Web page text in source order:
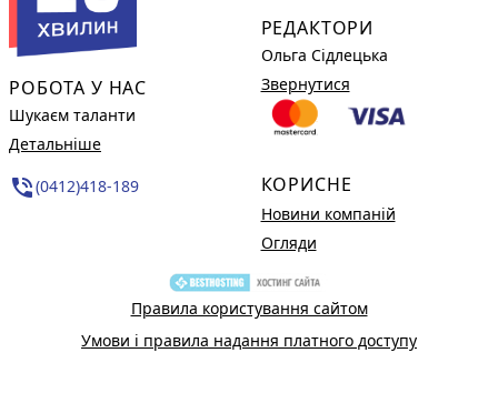
РОБОТА У НАС
Шукаєм таланти
Детальніше
phone_in_talk(0412)418-189
РЕДАКТОРИ
Ольга Сідлецька
Звернутися
КОРИСНЕ
Новини компаній
Огляди
Правила користування сайтом
Умови і правила надання платного доступу